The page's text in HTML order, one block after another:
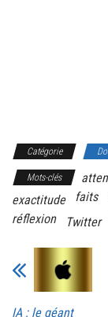
Catégorie
Mots-clés
exactitude
faits
réflexion
Twitter
IA : le géant